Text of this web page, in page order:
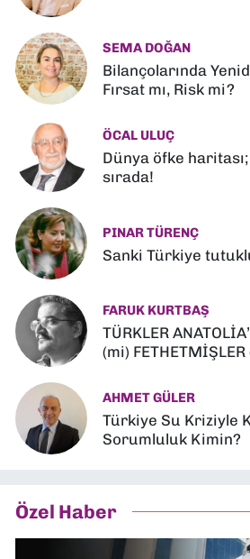
SEMA DOĞAN
Bilançolarında
Fırsat mı, Risk mi?
ÖCAL ULUÇ
Dünya öfke haritası;
sırada!
PINAR TÜRENÇ
Sanki Türkiye
FARUK KURTBAŞ
TÜRKLER
(mi) FETHETMİŞLER
AHMET GÜLER
Türkiye Su Kriziyle
Sorumluluk Kimin?
Özel Haber